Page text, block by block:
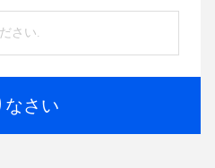
なさい